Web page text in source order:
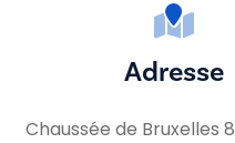
Adresse
Chaussée de Bruxelles 8